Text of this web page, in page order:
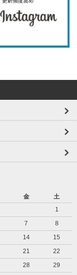
金
土
1
7
8
14
15
21
22
28
29